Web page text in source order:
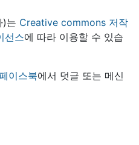
)는 Creative commons 저작
선스에 따라 이용할 수 있습
이스북에서 덧글 또는 메신